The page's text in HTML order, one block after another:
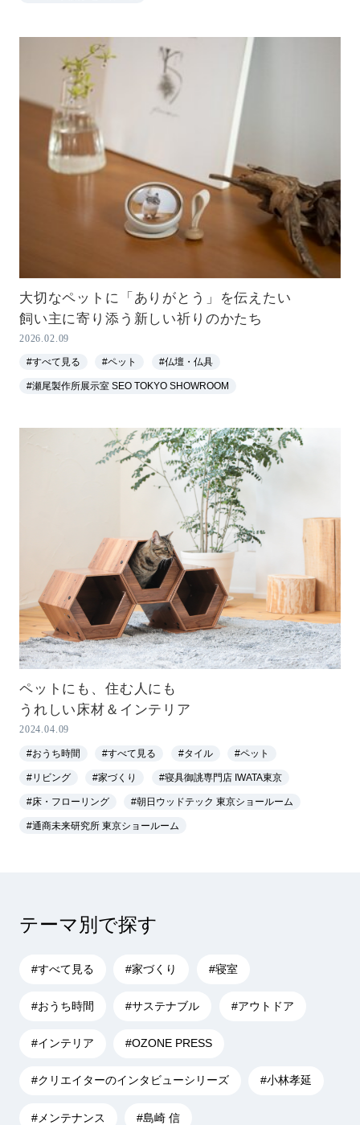
大切なペットに「ありがとう」を伝えたい
飼い主に寄り添う新しい祈りのかたち
2026.02.09
#すべて見る #ペット #仏壇・仏具
#瀬尾製作所展示室 SEO TOKYO SHOWROOM
ペットにも、住む人にも
うれしい床材＆インテリア
2024.04.09
#おうち時間 #すべて見る #タイル #ペット
#リビング #家づくり #寝具御誂専門店 IWATA東京
#床・フローリング #朝日ウッドテック 東京ショールーム
#通商未来研究所 東京ショールーム
テーマ別で探す
#すべて見る #家づくり #寝室
#おうち時間 #サステナブル #アウトドア
#インテリア #OZONE PRESS
#クリエイターのインタビューシリーズ #小林孝延
#メンテナンス #島崎 信